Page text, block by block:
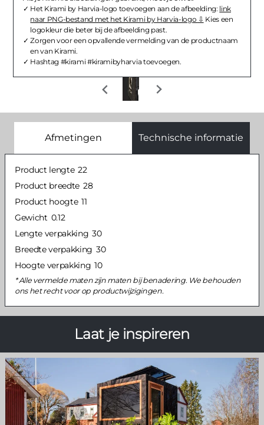
Het Kirami by Harvia-logo toevoegen aan de afbeelding: link
naar PNG-bestand met het Kirami by Harvia-logo
Kies een
logokleur die beter bij de afbeelding past.
Zorgen voor een opvallende vermelding van de productnaam
en van Kirami.
Hashtag #kirami #kiramibyharvia toevoegen.
Afmetingen Technische informatie
Product lengte 22
Product breedte 28
Product hoogte 11
Gewicht 0.12
Lengte verpakking 30
Breedte verpakking 30
Hoogte verpakking 10
Alle vermelde maten zijn maten bij benadering. We behouden
ons het recht voor op productwijzigingen.
Laat je inspireren